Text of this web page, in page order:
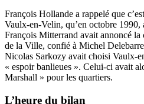
François Hollande a rappelé que
Vaulx-en-Velin, qu’en octobre 1990,
François Mitterrand avait annoncé
de la Ville, confié à Michel
Nicolas Sarkozy avait choisi Vaulx-
« espoir banlieues ». Celui-ci avait
Marshall » pour les quartiers.
L’heure du bilan